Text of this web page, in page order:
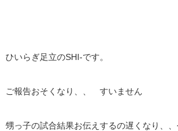
ひいらぎ足立のSHI-です。
ご報告おそくなり、、 すいません
甥っ子の試合結果お伝えするの遅くなり、